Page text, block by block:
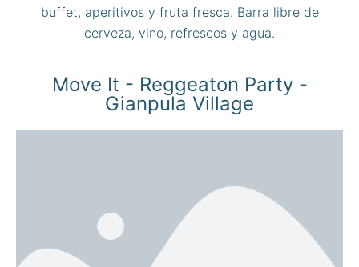
buffet, aperitivos y fruta fresca. Barra libre de
cerveza, vino, refrescos y agua.
Move It - Reggeaton Party -
Gianpula Village